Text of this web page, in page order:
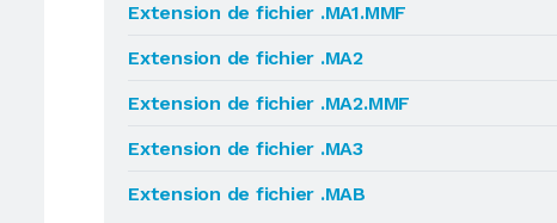
Extension de fichier .MA1.MMF
Extension de fichier .MA2
Extension de fichier .MA2.MMF
Extension de fichier .MA3
Extension de fichier .MAB